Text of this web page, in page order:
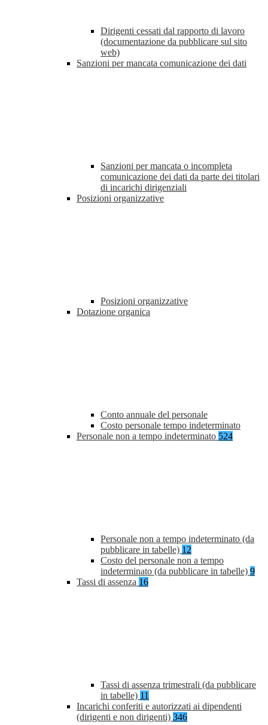
Dirigenti cessati dal rapporto di lavoro
(documentazione da pubblicare sul sito
web)
Sanzioni per mancata comunicazione dei dati
Sanzioni per mancata o incompleta
comunicazione dei dati da parte dei titolari
di incarichi dirigenziali
Posizioni organizzative
Posizioni organizzative
Dotazione organica
Conto annuale del personale
Costo personale tempo indeterminato
Personale non a tempo indeterminato 524
Personale non a tempo indeterminato (da
pubblicare in tabelle) 12
Costo del personale non a tempo
indeterminato (da pubblicare in tabelle) 9
Tassi di assenza 16
Tassi di assenza trimestrali (da pubblicare
in tabelle) 11
Incarichi conferiti e autorizzati ai dipendenti
(dirigenti e non dirigenti) 346